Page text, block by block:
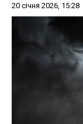
20 січня 2026, 15:28